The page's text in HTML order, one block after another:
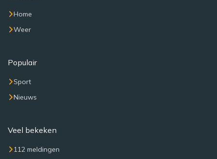
Home
Weer
Populair
Sport
Nieuws
Veel bekeken
112 meldingen